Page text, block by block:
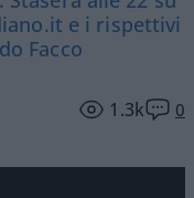
e i rispettivi
Facco
1.3k 0